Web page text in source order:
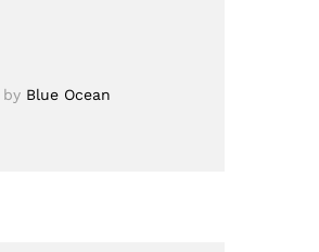
by Blue Ocean